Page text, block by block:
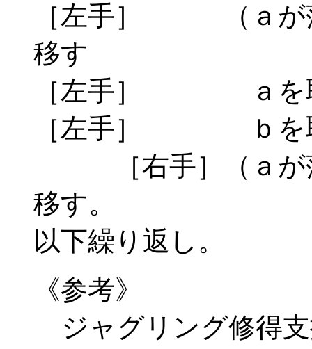
［左手］ （ａが落
移す
［左手］ ａを取
［左手］ ｂを取
［右手］（ａが落
移す。
以下繰り返し。
《参考》
ジャグリング修得